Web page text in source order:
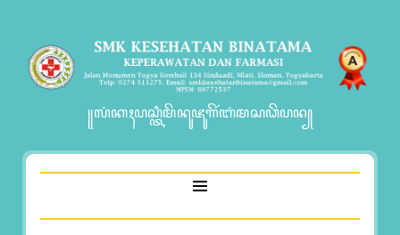
꧋ꦭꦁꦏꦃꦥꦱ꧀ꦠꦶꦩꦼꦤꦸꦗꦸꦒꦼꦂꦧꦁꦩꦱꦣꦼꦥꦤ꧀